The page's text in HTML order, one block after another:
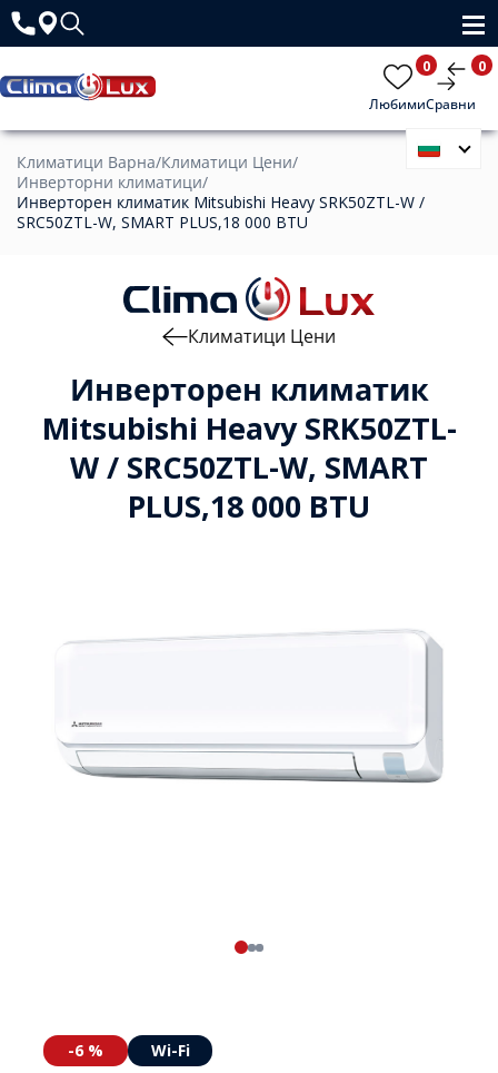
Любими
0
Сравни
0
Климатици Варна/Климатици Цени/
Инверторни климатици/
Инверторен климатик Mitsubishi Heavy SRK50ZTL-W /
SRC50ZTL-W, SMART PLUS,18 000 BTU
Инверторен климатик
Mitsubishi Heavy SRK50ZTL-
W / SRC50ZTL-W, SMART
PLUS,18 000 BTU
Климатици Цени
-6 % Wi-Fi